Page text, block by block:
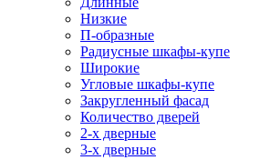
Низкие
П-образные
Радиусные шкафы-купе
Широкие
Угловые шкафы-купе
Закругленный фасад
Количество дверей
2-х дверные
3-х дверные